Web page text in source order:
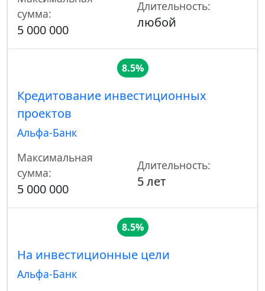
сумма:
5 000 000
Длительность:
любой
8.5%
Кредитование инвестиционных
проектов
Альфа-Банк
Максимальная
сумма:
5 000 000
Длительность:
5 лет
8.5%
На инвестиционные цели
Альфа-Банк